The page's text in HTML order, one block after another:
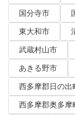
国分寺市
東大和市
武蔵村山市
あきる野市
西多摩郡日の出
西多摩郡奥多摩